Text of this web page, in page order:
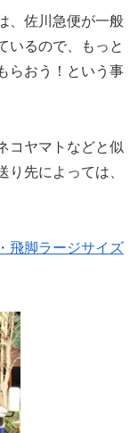
、佐川急便が一般
いるので、もっと
らおう！という事
コヤマトなどと似
先によっては、
飛脚ラージサイズ